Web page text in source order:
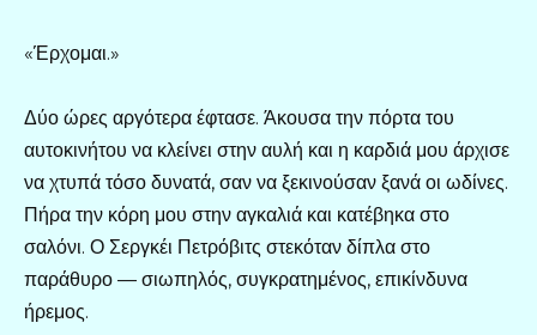
«Έρχομαι.»
Δύο ώρες αργότερα έφτασε. Άκουσα την πόρτα του
αυτοκινήτου να κλείνει στην αυλή και η καρδιά μου άρχισε
να χτυπά τόσο δυνατά, σαν να ξεκινούσαν ξανά οι ωδίνες.
Πήρα την κόρη μου στην αγκαλιά και κατέβηκα στο
σαλόνι. Ο Σεργκέι Πετρόβιτς στεκόταν δίπλα στο
παράθυρο — σιωπηλός, συγκρατημένος, επικίνδυνα
ήρεμος.